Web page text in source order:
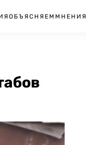
ОБЪЯСНЯЕМ МНЕНИЯ